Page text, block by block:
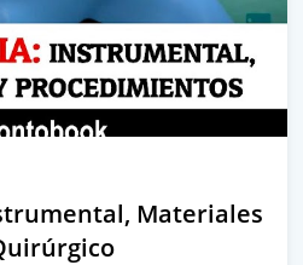
Materiales